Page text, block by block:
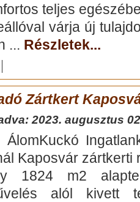
teljes
várja új
... Részletek...
Zártkert
2023. augusztus
ÁlomKuckó
Kaposvár zártkerti
1824 m2
alól kivett